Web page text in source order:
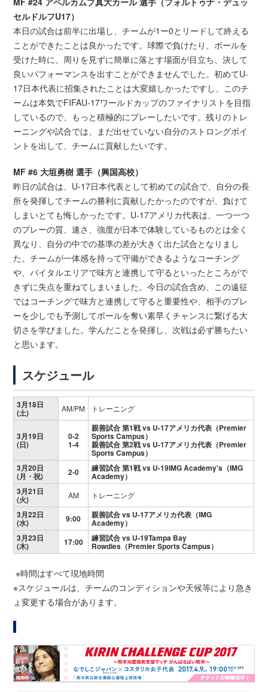
セルドルフU17）
本日の試合は前半に出場し、チームが1ー0とリードして終える
ことができたことは良かったです。球際で負けたり、ボールを
受けた時に、周りを見ずに簡単に落とす場面が目立ち、決して
良いパフォーマンスを出すことができませんでした。初めてU-
17日本代表に招集されたことは大変嬉しかったですし、このチ
ームは本気でFIFAU-17ワールドカップのファイナリストを目指
しているので、もっと積極的にプレーしたいです。残りのトレ
ーニングや試合では、まだ出せていない自分のストロングポイ
ントを出して、チームに貢献したいです。
MF #6 大垣勇樹 選手（興国高校）
昨日の試合は、U-17日本代表として初めての試合で、自分の長
所を発揮してチームの勝利に貢献したかったのですが、負けて
しまいとても悔しかったです。U-17アメリカ代表は、一つ一つ
のプレーの質、速さ、強度が日本で体験しているものとは全く
異なり、自分の中での基準の差が大きく出た試合となりまし
た。チームが一体感を持って守備ができるようなコーチング
や、バイタルエリアで味方と連携して守るといったところがで
きずに失点を重ねてしまいました。今日の試合含め、この遠征
ではコーチングで味方と連携して守ると重要性や、相手のプレ
ーを少しでも予測してボールを奪い素早くチャンスに繋げる大
切さを学びました。学んだことを発揮し、次戦は必ず勝ちたい
と思います。
スケジュール
3月18日
(土) AM/PM トレーニング
3月19日
(日)
0-2
1-4
親善試合 第1戦 vs U-17アメリカ代表（Premier
Sports Campus）
親善試合 第2戦 vs U-17アメリカ代表（Premier
Sports Campus）
3月20日
(月・祝) 2-0 練習試合 第1戦 vs U-19IMG Academy's（IMG
Academy）
3月21日
(火) AM トレーニング
3月22日
(水) 9:00 親善試合 vs U-17アメリカ代表（IMG
Academy）
3月23日
(木) 17:00 練習試合 vs U-19Tampa Bay
Rowdies（Premier Sports Campus）
※時間はすべて現地時間
※スケジュールは、チームのコンディションや天候等により急き
ょ変更する場合があります。